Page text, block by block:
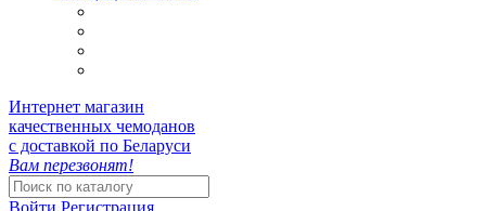
Интернет магазин
качественных чемоданов
с доставкой по Беларуси
Вам перезвонят!
Войти Регистрация